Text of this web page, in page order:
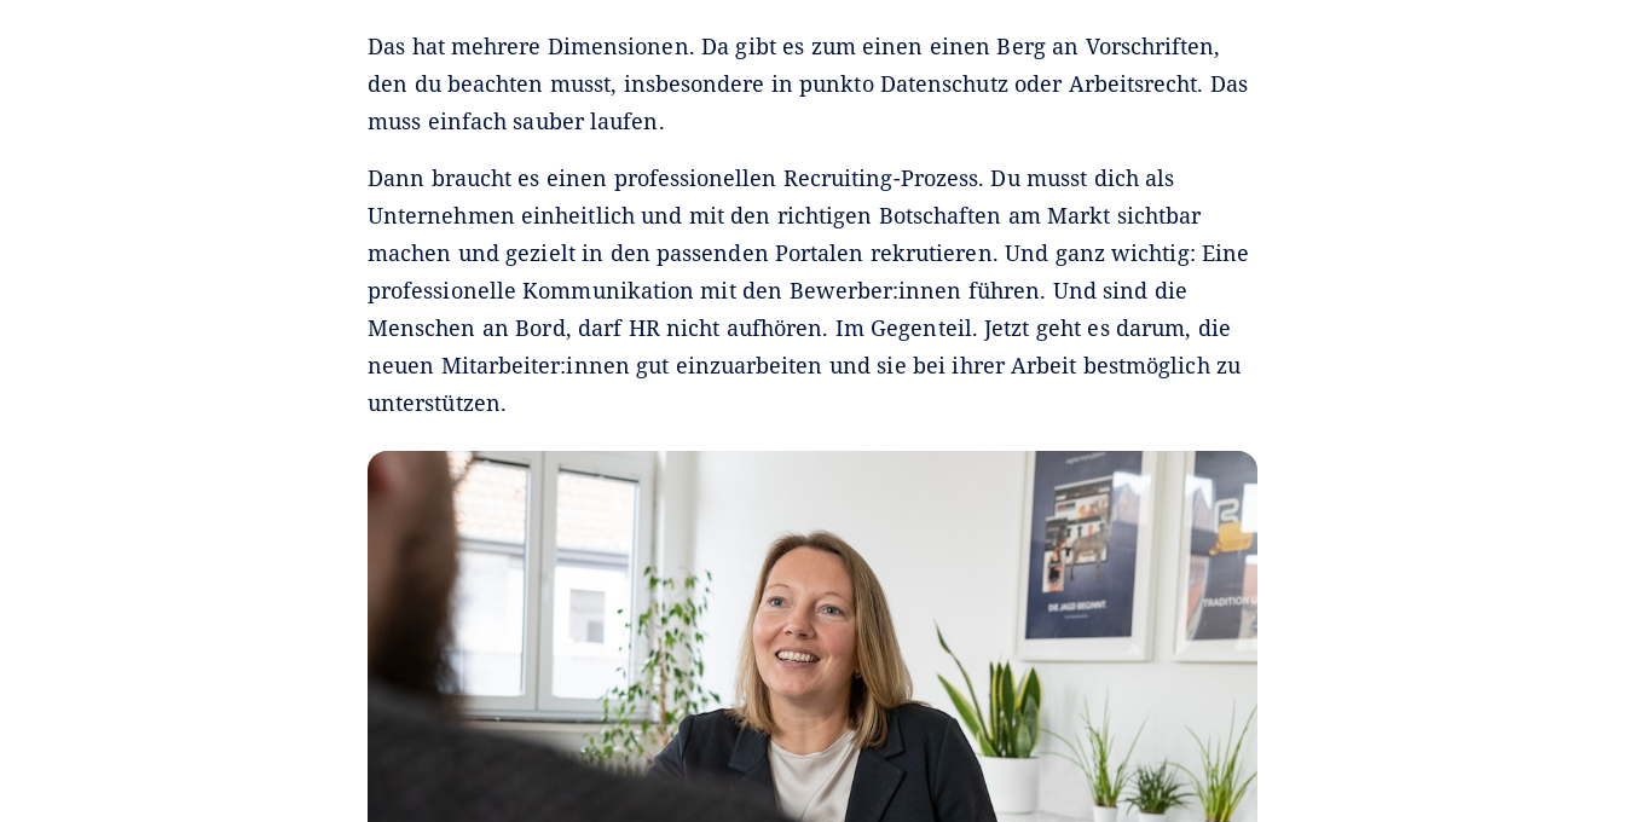
Das hat mehrere Dimensionen. Da gibt es zum einen einen Berg an Vorschriften,
den du beachten musst, insbesondere in punkto Datenschutz oder Arbeitsrecht. Das
muss einfach sauber laufen.
Dann braucht es einen professionellen Recruiting-Prozess. Du musst dich als
Unternehmen einheitlich und mit den richtigen Botschaften am Markt sichtbar
machen und gezielt in den passenden Portalen rekrutieren. Und ganz wichtig: Eine
professionelle Kommunikation mit den Bewerber:innen führen. Und sind die
Menschen an Bord, darf HR nicht aufhören. Im Gegenteil. Jetzt geht es darum, die
neuen Mitarbeiter:innen gut einzuarbeiten und sie bei ihrer Arbeit bestmöglich zu
unterstützen.